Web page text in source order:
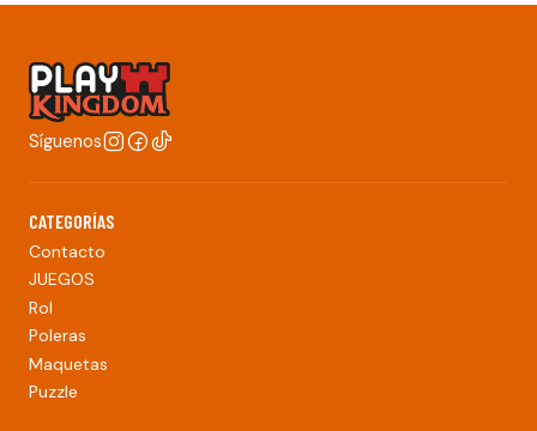
Síguenos
CATEGORÍAS
Contacto
JUEGOS
Rol
Poleras
Maquetas
Puzzle